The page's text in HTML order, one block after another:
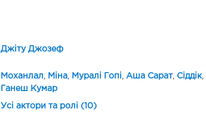
Джіту Джозеф
Моханлал Міна, Муралі Гопі Аша Сарат, Сіддік,
Ганеш Кумар
Усі актори та ролі (10)